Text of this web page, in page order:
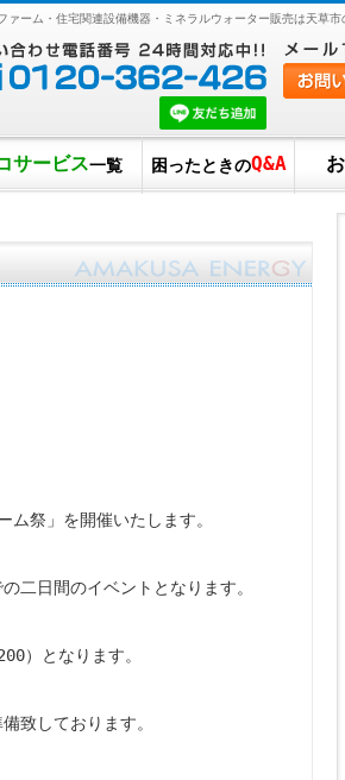
ーム・住宅関連設備機器・ミネラルウォーター販売は天草市
サービス一覧 困ったときのQ&A
祭」を開催いたします。
二日間のイベントとなります。
）となります。
致しております。